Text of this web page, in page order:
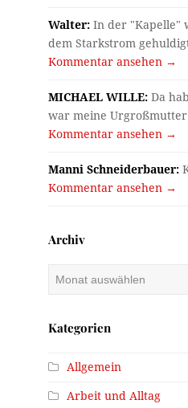
Walter: In der "Kapelle"
dem Starkstrom
Kommentar ansehen →
MICHAEL WILLE: Da
war meine Urgroßmutter
Kommentar ansehen →
Manni Schneiderbauer:
Kommentar ansehen →
Archiv
Kategorien
Allgemein
Arbeit und Alltag